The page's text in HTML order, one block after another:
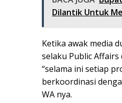
Dilantik Untuk
Ketika awak media
selaku Public Affairs
“selama ini setiap
berkoordinasi
WA nya.